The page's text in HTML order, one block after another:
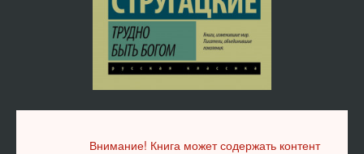
Внимание! Книга может содержать контент